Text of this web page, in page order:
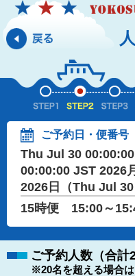
ご予約日・便番号
Thu Jul 30
00:00:00 JST 2026
2026日（Thu Jul 30
15時便 15:00～
ご予約人数（合計
※20名を超える場合は